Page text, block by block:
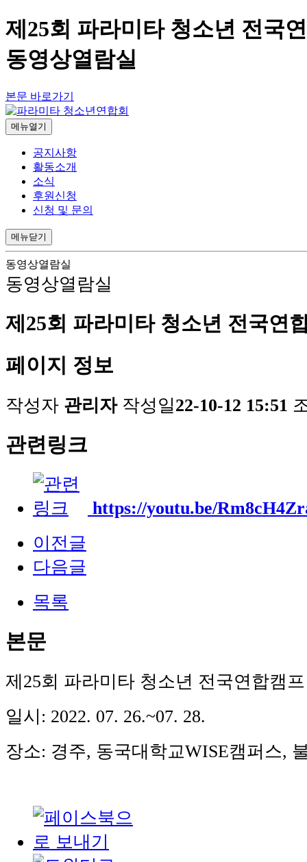
제25회 파라미타 청소년 전국
동영상열람실
본문 바로가기
메뉴열기
공지사항
활동소개
소식
후원신청
신청 및 문의
메뉴닫기
동영상열람실
동영상열람실
제25회 파라미타 청소년 전국연
페이지 정보
작성자 관리자 작성일22-10-12 15:51
관련링크
https://youtu.be/
이전글
다음글
목록
본문
제25회 파라미타 청소년 전국연합캠
일시: 2022. 07. 26.~07. 28.
장소: 경주, 동국대학교WISE캠퍼스,